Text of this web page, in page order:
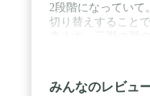
2段階になっていて
切り替えすること
きるので、組み合
ンスをとれます。
ヤル式なので、し
みんなのレビュ